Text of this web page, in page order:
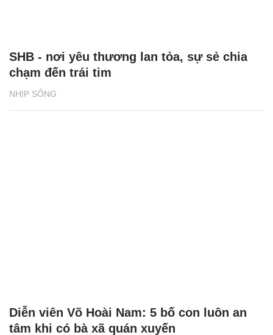
NHỊP SỐNG
SHB - nơi yêu thương lan tỏa, sự sẻ chia
chạm đến trái tim
Diễn viên Võ Hoài Nam: 5 bố con luôn an
tâm khi có bà xã quán xuyến